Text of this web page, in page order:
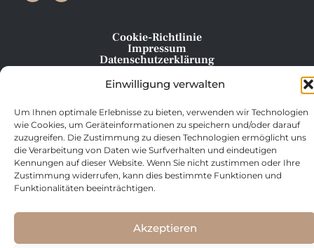
Einwilligung verwalten
Um Ihnen optimale Erlebnisse zu bieten, verwenden wir Technologien
wie Cookies, um Geräteinformationen zu speichern und/oder darauf
zuzugreifen. Die Zustimmung zu diesen Technologien ermöglicht uns
die Verarbeitung von Daten wie Surfverhalten und eindeutigen
Kennungen auf dieser Website. Wenn Sie nicht zustimmen oder Ihre
Zustimmung widerrufen, kann dies bestimmte Funktionen und
Funktionalitäten beeinträchtigen.
Akzeptieren
Cookie-Richtlinie
Impressum
Datenschutzerklärung